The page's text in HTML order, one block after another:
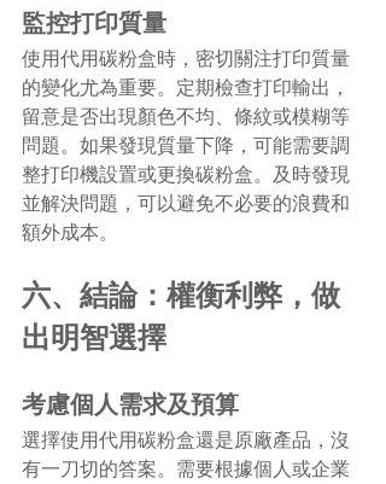
監控打印質量
使用代用碳粉盒時，密切關注打印質量
的變化尤為重要。定期檢查打印輸出，
留意是否出現顏色不均、條紋或模糊等
問題。如果發現質量下降，可能需要調
整打印機設置或更換碳粉盒。及時發現
並解決問題，可以避免不必要的浪費和
額外成本。
六、結論：權衡利弊，做
出明智選擇
考慮個人需求及預算
選擇使用代用碳粉盒還是原廠產品，沒
有一刀切的答案。需要根據個人或企業